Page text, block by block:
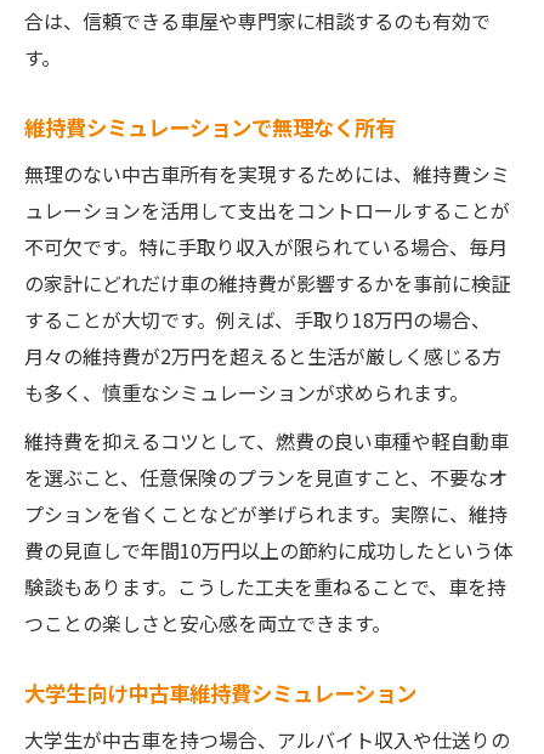
合は、信頼できる車屋や専門家に相談するのも有効で
す。
維持費シミュレーションで無理なく所有
無理のない中古車所有を実現するためには、維持費シミ
ュレーションを活用して支出をコントロールすることが
不可欠です。特に手取り収入が限られている場合、毎月
の家計にどれだけ車の維持費が影響するかを事前に検証
することが大切です。例えば、手取り18万円の場合、
月々の維持費が2万円を超えると生活が厳しく感じる方
も多く、慎重なシミュレーションが求められます。
維持費を抑えるコツとして、燃費の良い車種や軽自動車
を選ぶこと、任意保険のプランを見直すこと、不要なオ
プションを省くことなどが挙げられます。実際に、維持
費の見直しで年間10万円以上の節約に成功したという体
験談もあります。こうした工夫を重ねることで、車を持
つことの楽しさと安心感を両立できます。
大学生向け中古車維持費シミュレーション
大学生が中古車を持つ場合、アルバイト収入や仕送りの